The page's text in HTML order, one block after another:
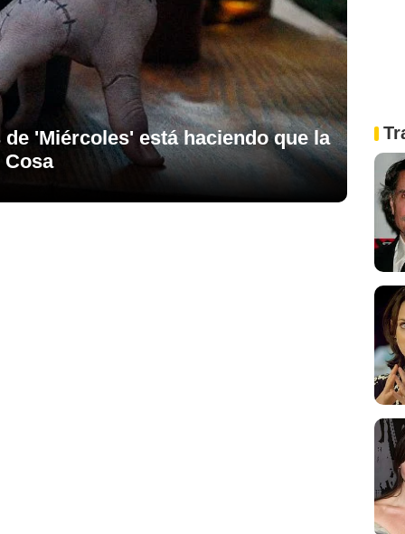
'Miércoles' está haciendo que la
Cosa